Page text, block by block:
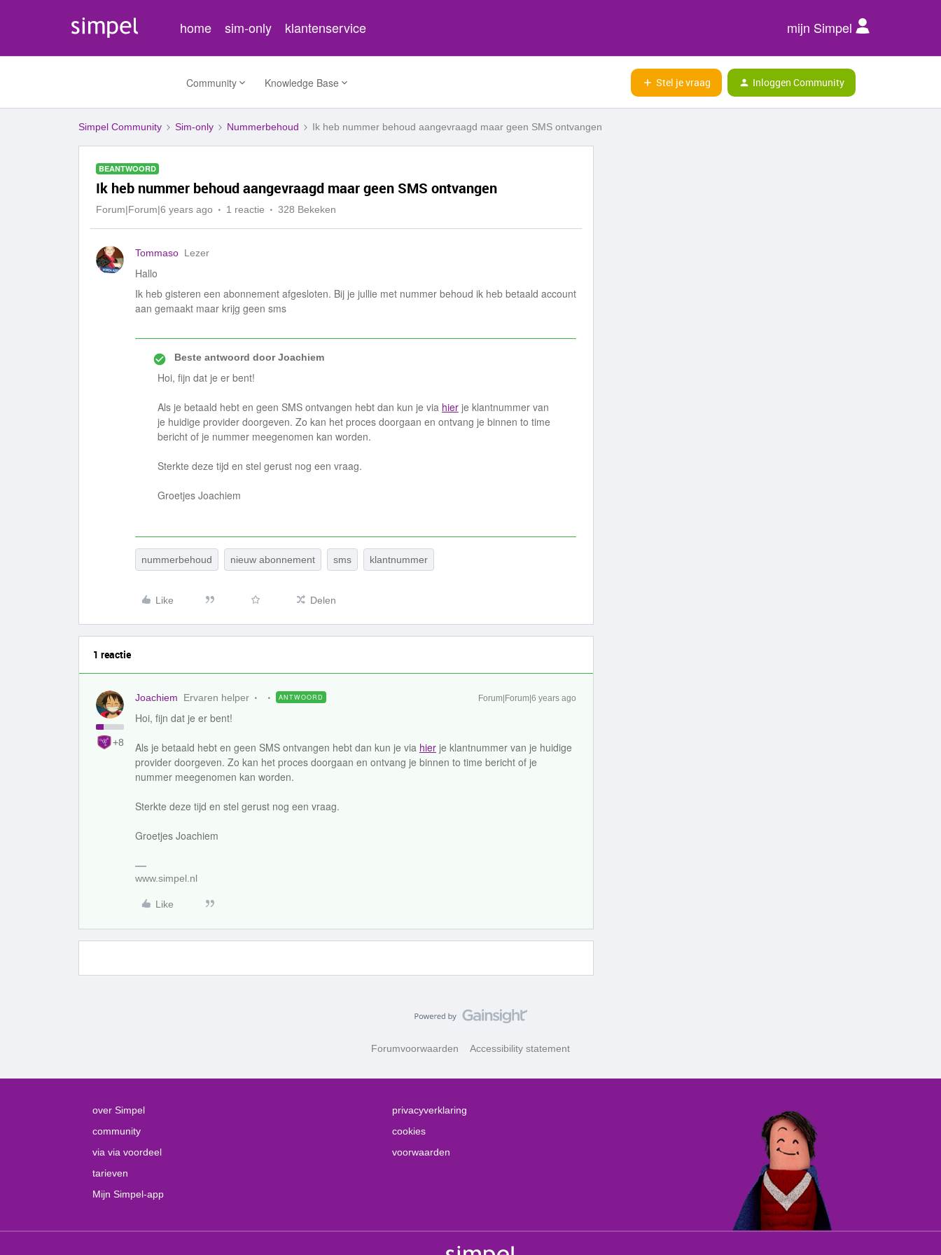
home sim-only klantenservice mijn Simpel
Community Knowledge Base Stel je vraag Inloggen Community
Simpel Community Sim-only Nummerbehoud Ik heb nummer behoud aangevraagd maar geen SMS ontvangen
BEANTWOORD
Ik heb nummer behoud aangevraagd maar geen SMS ontvangen
Forum|Forum|6 years ago 1 reactie 328 Bekeken
Tommaso Lezer
Hallo
Ik heb gisteren een abonnement afgesloten. Bij je jullie met nummer behoud ik heb betaald account
aan gemaakt maar krijg geen sms
Beste antwoord doorJoachiem
Hoi, fijn dat je er bent!
Als je betaald hebt en geen SMS ontvangen hebt dan kun je via hier je klantnummer van
je huidige provider doorgeven. Zo kan het proces doorgaan en ontvang je binnen to time
bericht of je nummer meegenomen kan worden.
Sterkte deze tijd en stel gerust nog een vraag.
Groetjes Joachiem
nummerbehoud nieuw abonnement sms klantnummer
Like Delen
1 reactie
+8
Joachiem Ervaren helper ANTWOORD Forum|Forum|6 years ago
Hoi, fijn dat je er bent!
Als je betaald hebt en geen SMS ontvangen hebt dan kun je via hier je klantnummer van je huidige
provider doorgeven. Zo kan het proces doorgaan en ontvang je binnen to time bericht of je
nummer meegenomen kan worden.
Sterkte deze tijd en stel gerust nog een vraag.
Groetjes Joachiem
www.simpel.nl
Like
Forumvoorwaarden Accessibility statement
over Simpel
community
via via voordeel
tarieven
Mijn Simpel-app
privacyverklaring
cookies
voorwaarden